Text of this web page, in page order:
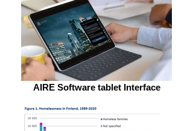
AIRE Software tablet Interface